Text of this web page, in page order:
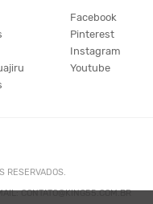
Facebook
Pinterest
Instagram
Youtube
RESERVADOS.
CONTATO@KING55.COM.BR